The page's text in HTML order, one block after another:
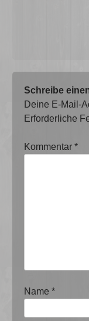
Schreibe
Deine E-Mail-
Erforderliche
Kommentar*
Name*